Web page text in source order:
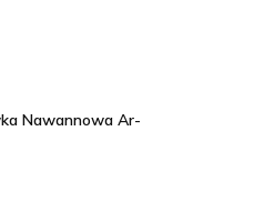
Nawannowa Ar-